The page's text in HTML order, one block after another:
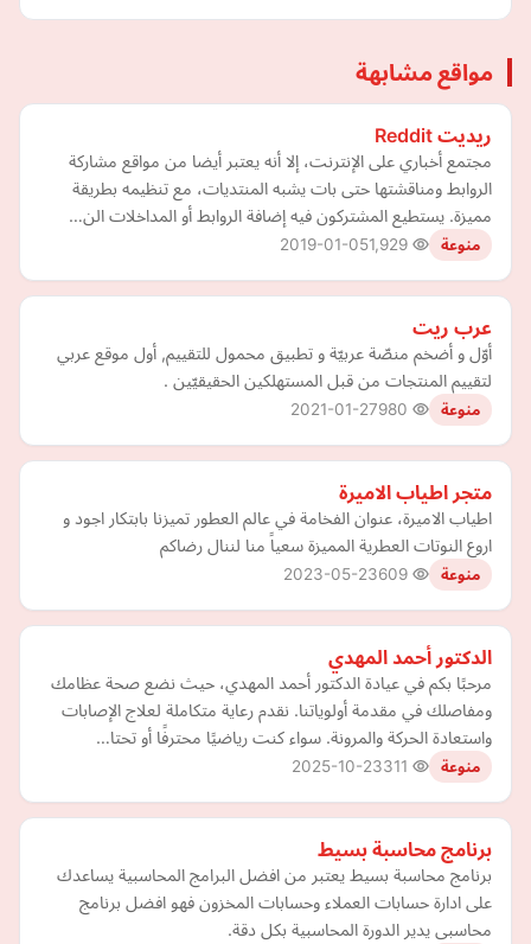
مواقع مشابهة
ريديت Reddit
مجتمع أخباري على الإنترنت، إلا أنه يعتبر أيضا من مواقع مشاركة
الروابط ومناقشتها حتى بات يشبه المنتديات، مع تنظيمه بطريقة
مميزة. يستطيع المشتركون فيه إضافة الروابط أو المداخلات الن…
منوعة 2019-01-05
عرب ريت
أوّل و أضخم منصّة عربيّة و تطبيق محمول للتقييم, أول موقع عربي
لتقييم المنتجات من قبل المستهلكين الحقيقيّين .
منوعة 2021-01-27
متجر اطياب الاميرة
اطياب الاميرة، عنوان الفخامة في عالم العطور تميزنا بابتكار اجود و
اروع النوتات العطرية المميزة سعياً منا لننال رضاكم
منوعة 2023-05-23
الدكتور أحمد المهدي
مرحبًا بكم في عيادة الدكتور أحمد المهدي، حيث نضع صحة عظامك
ومفاصلك في مقدمة أولوياتنا. نقدم رعاية متكاملة لعلاج الإصابات
واستعادة الحركة والمرونة. سواء كنت رياضيًا محترفًا أو تحتا…
منوعة 2025-10-23
برنامج محاسبة بسيط
برنامج محاسبة بسيط يعتبر من افضل البرامج المحاسبية يساعدك
على ادارة حسابات العملاء وحسابات المخزون فهو افضل برنامج
محاسبى يدير الدورة المحاسبية بكل دقة.